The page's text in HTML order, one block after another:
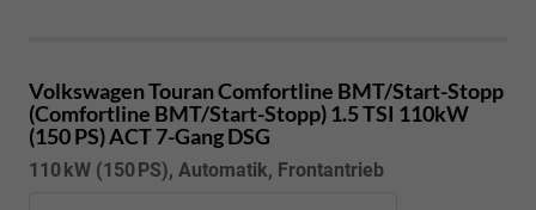
Volkswagen TouranComfortline BMT/Start-Stopp
(Comfortline BMT/Start-Stopp) 1.5 TSI 110kW
(150 PS) ACT 7-Gang DSG
110 kW (150 PS), Automatik, Frontantrieb